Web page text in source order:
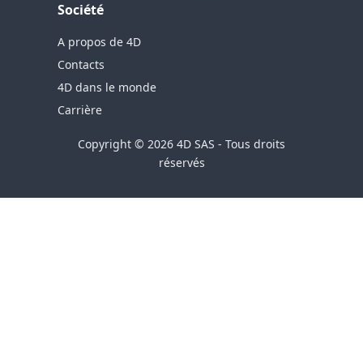
Société
A propos de 4D
Contacts
4D dans le monde
Carrière
Copyright © 2026 4D SAS - Tous droits
réservés